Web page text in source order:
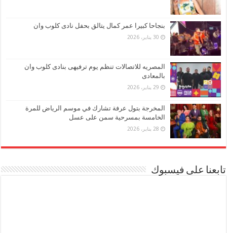
بنجاحا كبيرا عمر كمال يتالق بحفل نادى كلوب وان
30 يناير، 2026
المصريه للاتصالات تنظم يوم ترفيهى بنادى كلوب وان
بالمعادى
29 يناير، 2026
المخرجة بتول عرفة تشارك في موسم الرياض للمرة
الخامسة بمسرحية سمن على عسل
28 يناير، 2026
تابعنا على فيسبوك